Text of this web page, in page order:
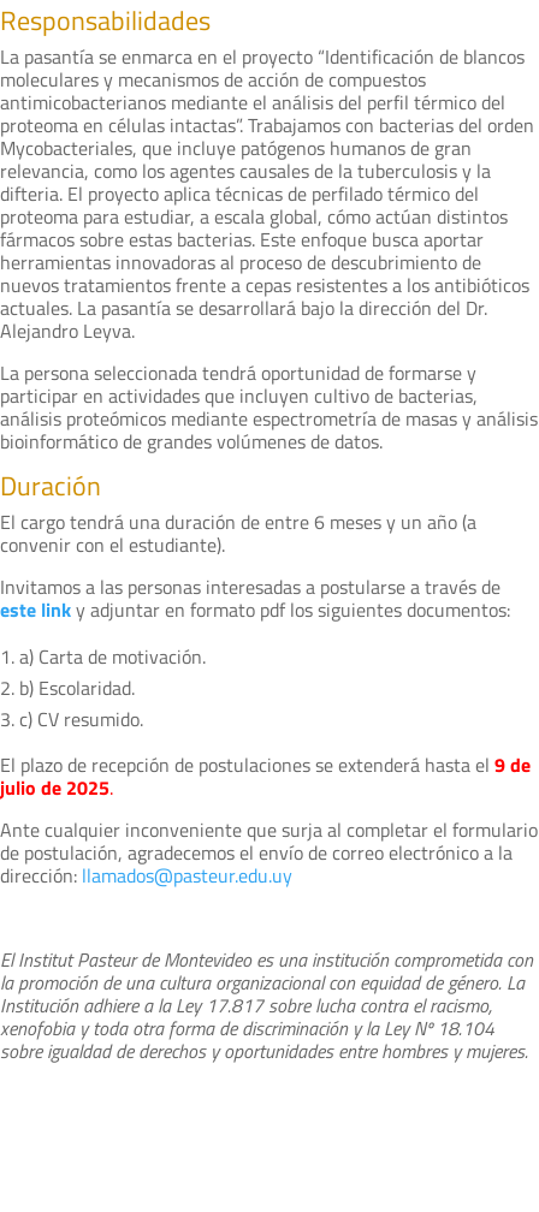
Responsabilidades
La pasantía se enmarca en el proyecto “Identificación de blancos
moleculares y mecanismos de acción de compuestos
antimicobacterianos mediante el análisis del perfil térmico del
proteoma en células intactas”. Trabajamos con bacterias del orden
Mycobacteriales, que incluye patógenos humanos de gran
relevancia, como los agentes causales de la tuberculosis y la
difteria. El proyecto aplica técnicas de perfilado térmico del
proteoma para estudiar, a escala global, cómo actúan distintos
fármacos sobre estas bacterias. Este enfoque busca aportar
herramientas innovadoras al proceso de descubrimiento de
nuevos tratamientos frente a cepas resistentes a los antibióticos
actuales. La pasantía se desarrollará bajo la dirección del Dr.
Alejandro Leyva.
La persona seleccionada tendrá oportunidad de formarse y
participar en actividades que incluyen cultivo de bacterias,
análisis proteómicos mediante espectrometría de masas y análisis
bioinformático de grandes volúmenes de datos.
Duración
El cargo tendrá una duración de entre 6 meses y un año (a
convenir con el estudiante).
Invitamos a las personas interesadas a postularse a través de
este linky adjuntar en formato pdf los siguientes documentos:
a) Carta de motivación.
b) Escolaridad.
c) CV resumido.
El plazo de recepción de postulaciones se extenderá hasta el 9 de
julio de 2025.
Ante cualquier inconveniente que surja al completar el formulario
de postulación, agradecemos el envío de correo electrónico a la
dirección: llamados@pasteur.edu.uy
El Institut Pasteur de Montevideo es una institución comprometida con
la promoción de una cultura organizacional con equidad de género. La
Institución adhiere a la Ley 17.817 sobre lucha contra el racismo,
xenofobia y toda otra forma de discriminación y la Ley Nº 18.104
sobre igualdad de derechos y oportunidades entre hombres y mujeres.